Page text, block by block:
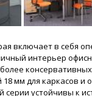
включает в себя
интерьер
для каркасов и
устойчивы к